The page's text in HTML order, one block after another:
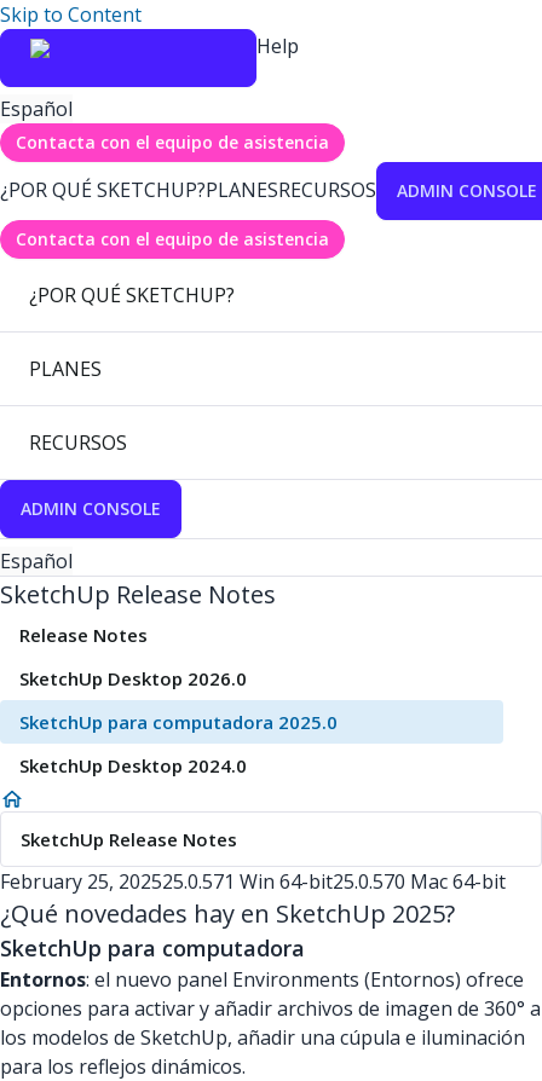
Skip to Content
Help
Español
Contacta con el equipo de asistencia
¿POR QUÉ SKETCHUP?PLANESRECURSOS ADMIN CONSOLE
Contacta con el equipo de asistencia
¿POR QUÉ SKETCHUP?
PLANES
RECURSOS
ADMIN CONSOLE
Español
SketchUp Release Notes
Release Notes
SketchUp Desktop 2026.0
SketchUp para computadora 2025.0
SketchUp Desktop 2024.0
SketchUp Release Notes
February 25, 202525.0.571 Win 64-bit25.0.570 Mac 64-bit
¿Qué novedades hay en SketchUp 2025?
SketchUp para computadora
Entornos: el nuevo panel Environments (Entornos) ofrece
opciones para activar y añadir archivos de imagen de 360° a
los modelos de SketchUp, añadir una cúpula e iluminación
para los reflejos dinámicos.